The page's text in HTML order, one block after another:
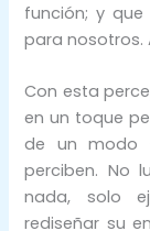
función; y
para nosotros.
Con esta
en un toque
de un modo
perciben. No
nada, solo
rediseñar su